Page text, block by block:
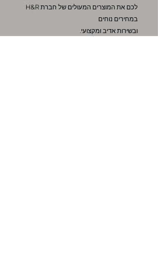
לכם את המוצרים המעולים של חברת H&R
במחירים נוחים
ובשירות אדיב ומקצועי.